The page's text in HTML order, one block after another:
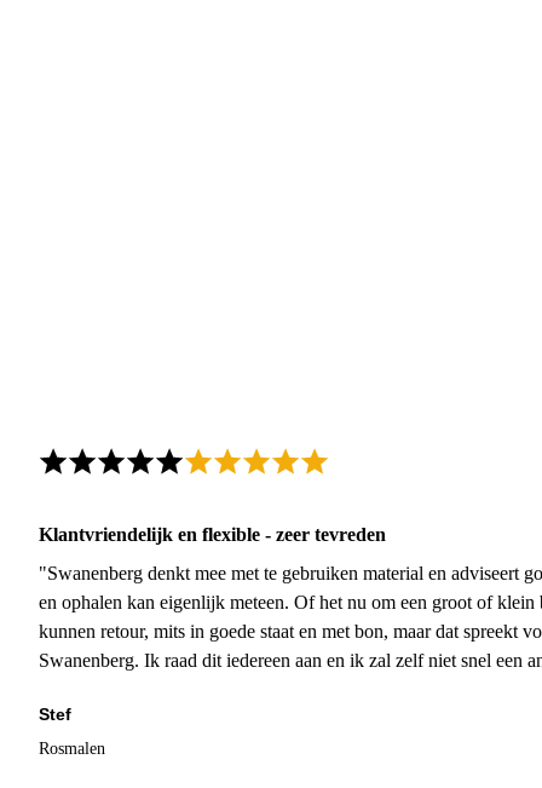
Klantvriendelijk en flexible - zeer tevreden
"Swanenberg denkt mee met te gebruiken material en adviseert
en ophalen kan eigenlijk meteen. Of het nu om een groot of
kunnen retour, mits in goede staat en met bon, maar dat spreekt
Swanenberg. Ik raad dit iedereen aan en ik zal zelf niet snel een
Stef
Rosmalen